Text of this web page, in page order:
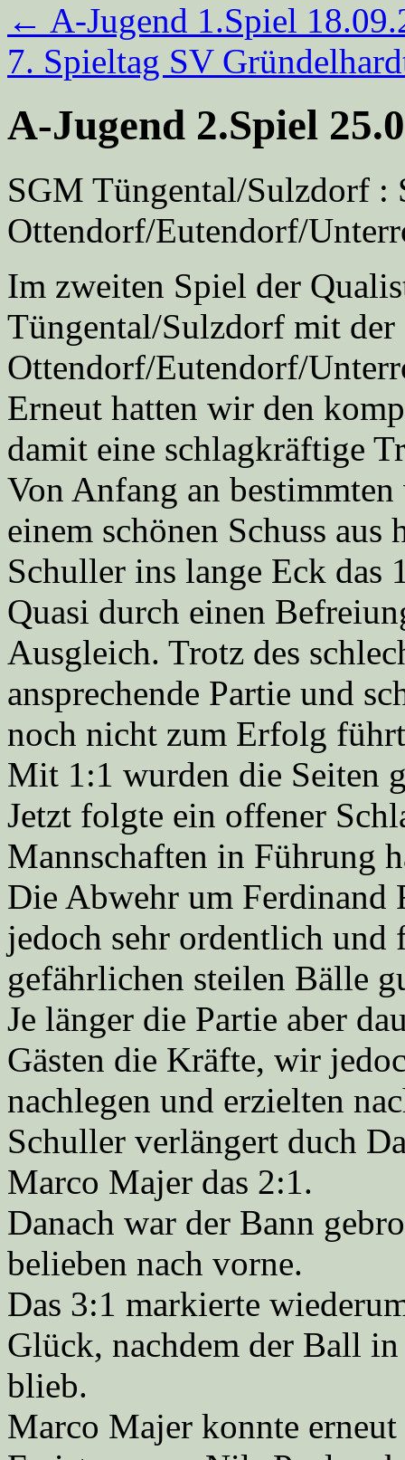
← A-Jugend 1.Spiel
7. Spieltag SV
A-Jugend 2.Spiel
SGM Tüngental/Sulzdorf :
Ottendorf/Eutendorf/
Im zweiten Spiel der
Tüngental/Sulzdorf mit
Ottendorf/Eutendorf/
Erneut hatten wir den
damit eine schlagkräftige
Von Anfang an
einem schönen Schuss
Schuller ins lange Eck das
Quasi durch einen
Ausgleich. Trotz des
ansprechende Partie und
noch nicht zum Erfolg
Mit 1:1 wurden die Seiten
Jetzt folgte ein offener
Mannschaften in Führung
Die Abwehr um Ferdinand
jedoch sehr ordentlich und
gefährlichen steilen Bälle
Je länger die Partie aber
Gästen die Kräfte, wir
nachlegen und erzielten
Schuller verlängert duch
Marco Majer das 2:1.
Danach war der Bann
belieben nach vorne.
Das 3:1 markierte
Glück, nachdem der Ball
blieb.
Marco Majer konnte